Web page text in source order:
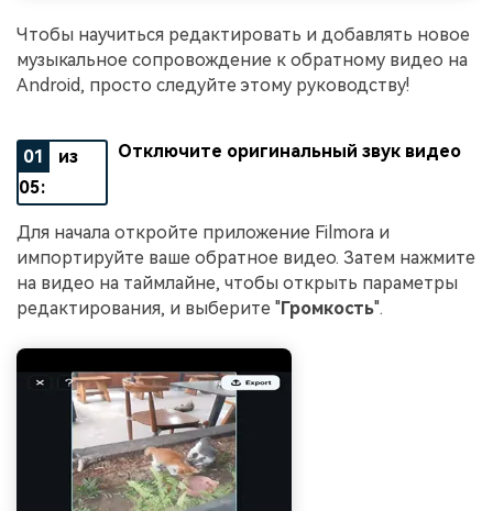
Чтобы научиться редактировать и добавлять новое
музыкальное сопровождение к обратному видео на
Android, просто следуйте этому руководству!
01
из
05:
Отключите оригинальный звук видео
Для начала откройте приложение Filmora и
импортируйте ваше обратное видео. Затем нажмите
на видео на таймлайне, чтобы открыть параметры
редактирования, и выберите "Громкость".